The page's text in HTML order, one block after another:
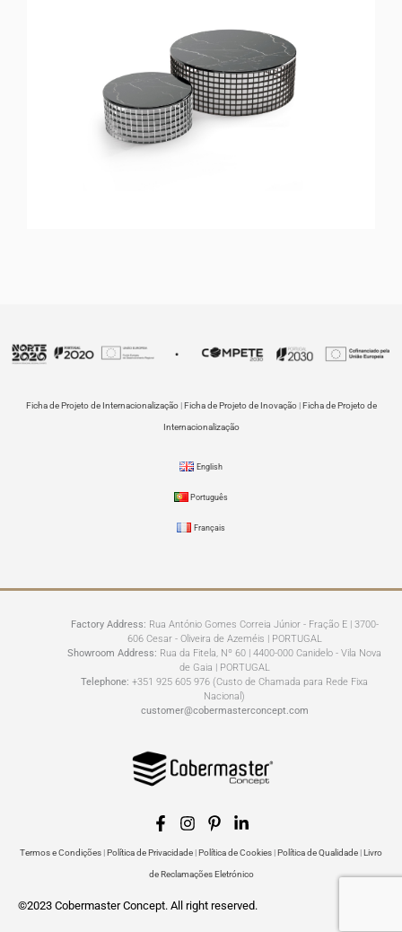
MOON
Mesa de Centro
Ficha de Projeto de Internacionalização|Ficha de Projeto de Inovação|Ficha de Projeto de
Internacionalização
English
Português
Français
Factory Address: Rua António Gomes Correia Júnior - Fração E | 3700-
606 Cesar - Oliveira de Azeméis | PORTUGAL
Showroom Address: Rua da Fitela, Nº 60 | 4400-000 Canidelo - Vila Nova
de Gaia | PORTUGAL
Telephone: +351 925 605 976 (Custo de Chamada para Rede Fixa
Nacional)
customer@cobermasterconcept.com
Termos e Condições |Política de Privacidade |Política de Cookies |Política de Qualidade |Livro
de Reclamações Eletrónico
©2023 Cobermaster Concept. All right reserved.